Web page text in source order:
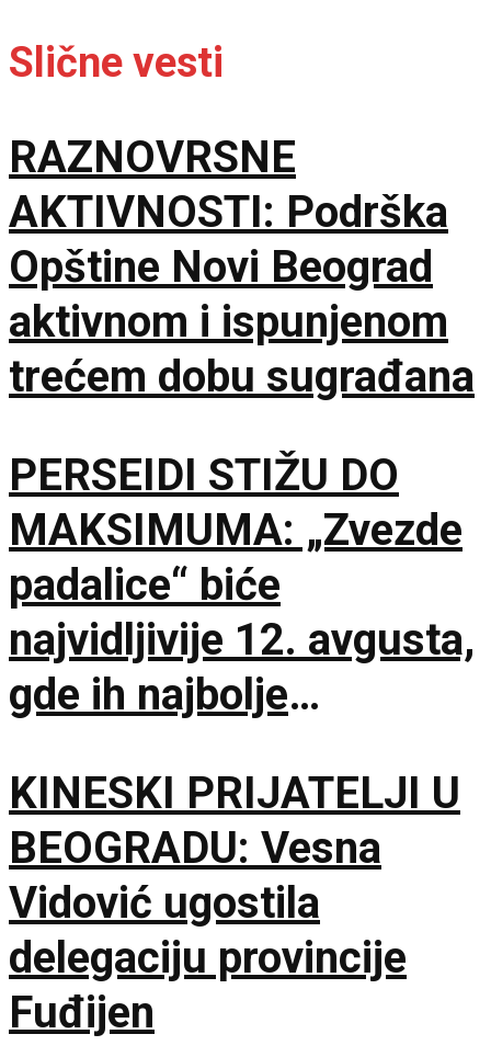
Slične vesti
RAZNOVRSNE
AKTIVNOSTI: Podrška
Opštine Novi Beograd
aktivnom i ispunjenom
trećem dobu sugrađana
PERSEIDI STIŽU DO
MAKSIMUMA: „Zvezde
padalice“ biće
najvidljivije 12. avgusta,
gde ih najbolje
KINESKI PRIJATELJI U
BEOGRADU: Vesna
Vidović ugostila
delegaciju provincije
Fuđijen